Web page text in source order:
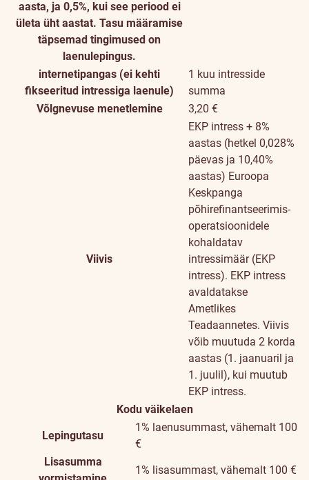
aasta, ja 0,5%, kui see periood ei
ületa üht aastat. Tasu määramise
täpsemad tingimused on
laenulepingus.
internetipangas (ei kehti
fikseeritud intressiga laenule)
1 kuu intresside
summa
Võlgnevuse menetlemine
3,20 €
Viivis
EKP intress + 8%
aastas (hetkel 0,028%
päevas ja 10,40%
aastas) Euroopa
Keskpanga
põhirefinantseerimis-
operatsioonidele
kohaldatav
intressimäär (EKP
intress). EKP intress
avaldatakse
Ametlikes
Teadaannetes. Viivis
võib muutuda 2 korda
aastas (1. jaanuaril ja
1. juulil), kui muutub
EKP intress.
Kodu väikelaen
Lepingutasu
1% laenusummast, vähemalt 100
€
Lisasumma
1% lisasummast, vähemalt 100 €